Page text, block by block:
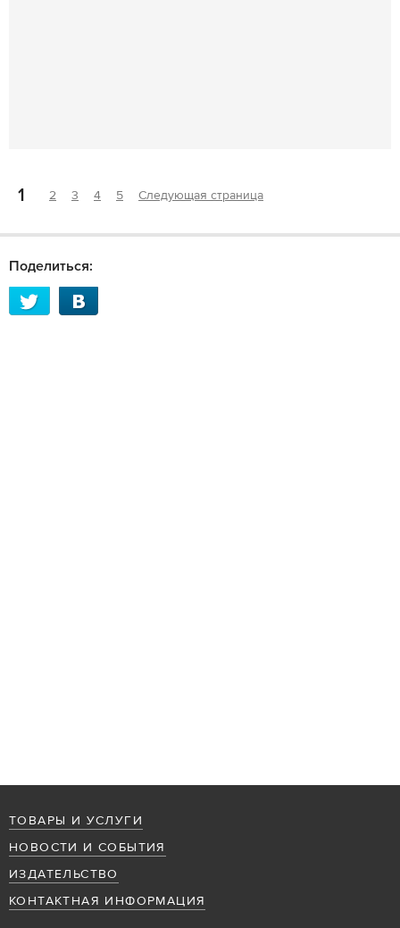
1 2 3 4 5 Следующая страница
Поделиться:
ТОВАРЫ И УСЛУГИ
НОВОСТИ И СОБЫТИЯ
ИЗДАТЕЛЬСТВО
КОНТАКТНАЯ ИНФОРМАЦИЯ